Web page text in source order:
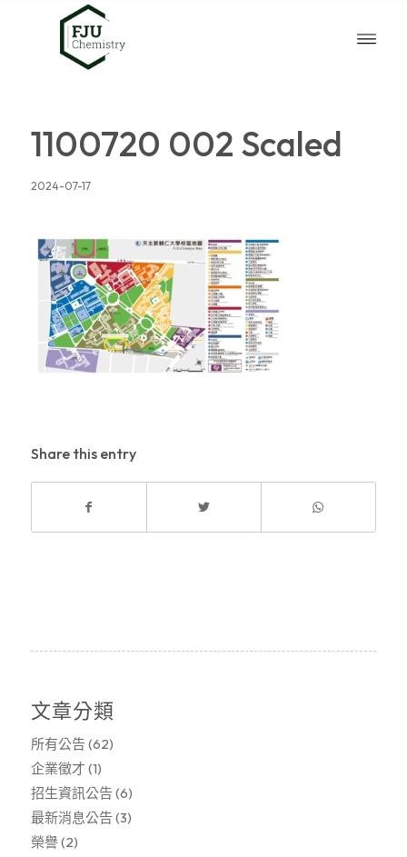
1100720 002 Scaled
2024-07-17
Share this entry
文章分類
所有公告 (62)
企業徵才 (1)
招生資訊公告 (6)
最新消息公告 (3)
榮譽(2)